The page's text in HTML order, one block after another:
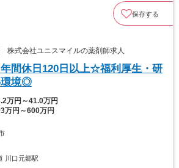
保存する
株式会社ユニスマイルの薬剤師求人
年間休日120日以上☆福利厚生・研
環境◎
万円～41.0万円
万円～600万円
川口元郷駅